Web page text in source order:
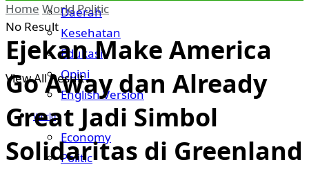
Daerah
Kesehatan
Edukasi
Opini
English Version
World
Economy
Politic
No Result
View All Result
Home WorldPolitic
Ejekan Make America
Go Away dan Already
Great Jadi Simbol
Solidaritas di Greenland